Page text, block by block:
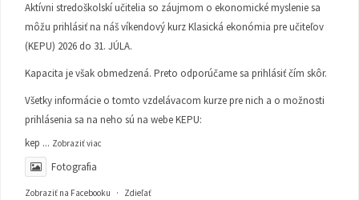
Aktívni stredoškolskí učitelia so záujmom o ekonomické myslenie sa
môžu prihlásiť na náš víkendový kurz Klasická ekonómia pre učiteľov
(KEPU) 2026 do 31. JÚLA.
Kapacita je však obmedzená. Preto odporúčame sa prihlásiť čím skôr.
Všetky informácie o tomto vzdelávacom kurze pre nich a o možnosti
prihlásenia sa na neho sú na webe KEPU:
kep ... Zobraziť viac
Fotografia
Zobraziť na Facebooku · Zdieľať